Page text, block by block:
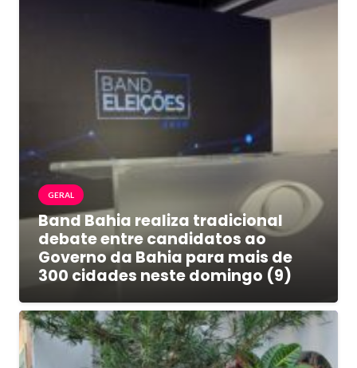
GERAL
Band Bahia realiza tradicional
debate entre candidatos ao
Governo da Bahia para mais de
300 cidades neste domingo (9)